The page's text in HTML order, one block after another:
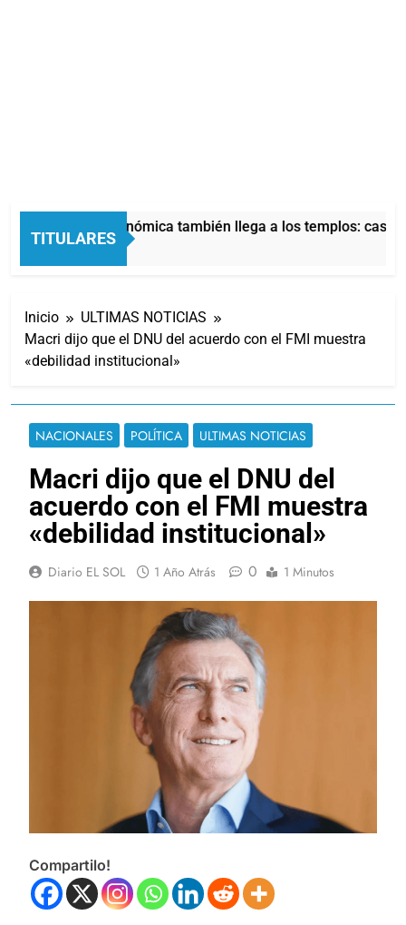
TITULARES
La crisis económica también llega a los templos: casi
4 Horas Atrás
Inicio
ULTIMAS NOTICIAS
Macri dijo que el DNU del acuerdo con el FMI muestra
«debilidad institucional»
NACIONALES POLÍTICA ULTIMAS NOTICIAS
Macri dijo que el DNU del
acuerdo con el FMI muestra
«debilidad institucional»
Diario EL SOL 1 Año Atrás 0 1 Minutos
Compartilo!